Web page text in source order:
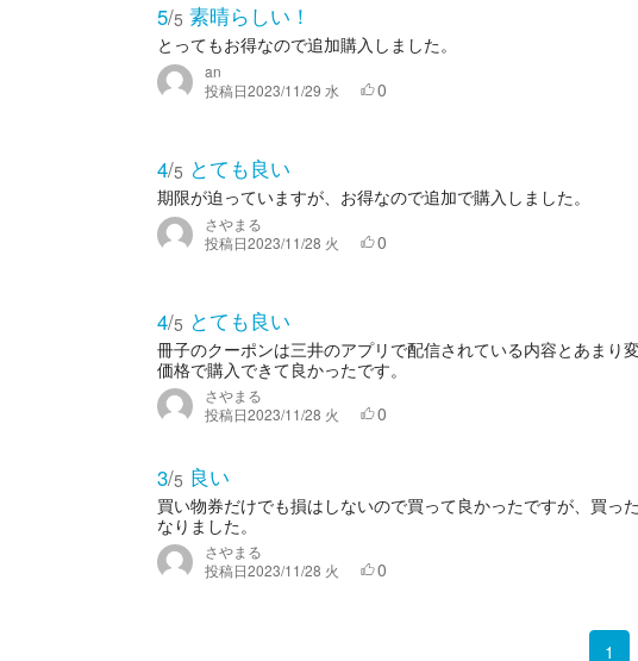
5/5 素晴らしい！
とってもお得なので追加購入しました。
an
投稿日2023/11/29 水 0
4/5 とても良い
期限が迫っていますが、お得なので追加で購入しました。
さやまる
投稿日2023/11/28 火 0
4/5 とても良い
冊子のクーポンは三井のアプリで配信されている内容とあまり
価格で購入できて良かったです。
さやまる
投稿日2023/11/28 火 0
3/5 良い
買い物券だけでも損はしないので買って良かったですが、買っ
なりました。
さやまる
投稿日2023/11/28 火 0
1